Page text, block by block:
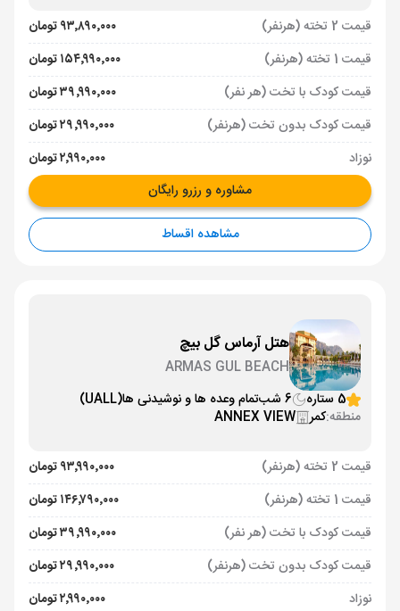
قیمت 2 تخته (هرنفر)
۹۳٬۸۹۰٬۰۰۰ تومان
قیمت 1 تخته (هرنفر)
۱۵۴٬۹۹۰٬۰۰۰ تومان
قیمت کودک با تخت (هر نفر)
۳۹٬۹۹۰٬۰۰۰ تومان
قیمت کودک بدون تخت (هرنفر)
۲۹٬۹۹۰٬۰۰۰ تومان
نوزاد
۲٬۹۹۰٬۰۰۰ تومان
مشاوره و رزرو رایگان
مشاهده اقساط
هتل آرماس گل بیچ
ARMAS GUL BEACH
5 ستاره
6 شب تمام وعده ها و نوشیدنی ها(UALL)
منطقه:کمر ANNEX VIEW
قیمت 2 تخته (هرنفر)
۹۳٬۹۹۰٬۰۰۰ تومان
قیمت 1 تخته (هرنفر)
۱۴۶٬۷۹۰٬۰۰۰ تومان
قیمت کودک با تخت (هر نفر)
۳۹٬۹۹۰٬۰۰۰ تومان
قیمت کودک بدون تخت (هرنفر)
۲۹٬۹۹۰٬۰۰۰ تومان
نوزاد
۲٬۹۹۰٬۰۰۰ تومان